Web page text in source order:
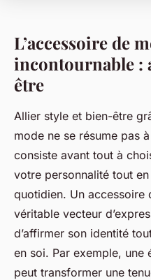
L’accessoire de
incontournable :
être
Allier style et bien-être
mode ne se résume pas
consiste avant tout à
votre personnalité tout
quotidien. Un accessoire
véritable vecteur
d’affirmer son identité
en soi. Par exemple, une
peut transformer une